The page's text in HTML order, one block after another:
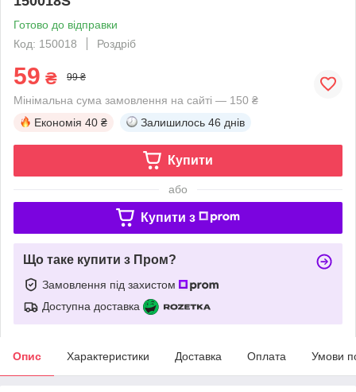
Готово до відправки
Код: 150018
Роздріб
59 ₴ 99 ₴
Мінімальна сума замовлення на сайті — 150 ₴
Економія 40 ₴ Залишилось 46 днів
Купити
або
Купити з
Що таке купити з Пром?
Замовлення під захистом
Доступна доставка
Опис Характеристики Доставка Оплата Умови